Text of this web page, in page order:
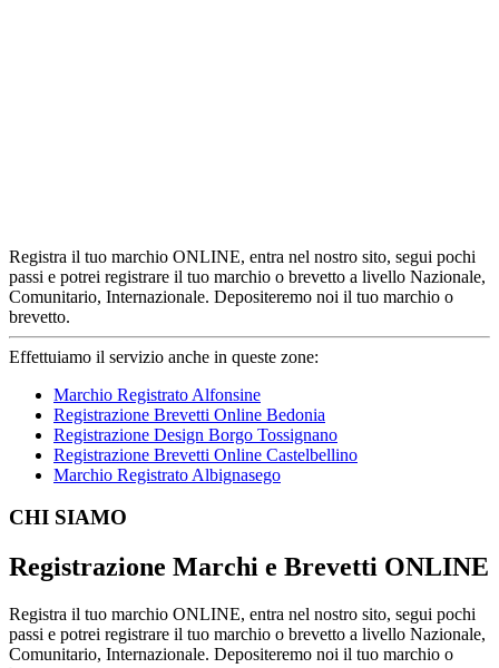
Registra il tuo marchio ONLINE, entra nel nostro sito, segui pochi
passi e potrei registrare il tuo marchio o brevetto a livello Nazionale,
Comunitario, Internazionale. Depositeremo noi il tuo marchio o
brevetto.
Effettuiamo il servizio anche in queste zone:
Marchio Registrato Alfonsine
Registrazione Brevetti Online Bedonia
Registrazione Design Borgo Tossignano
Registrazione Brevetti Online Castelbellino
Marchio Registrato Albignasego
Footer
CHI SIAMO
Registrazione Marchi e Brevetti ONLINE
Registra il tuo marchio ONLINE, entra nel nostro sito, segui pochi
passi e potrei registrare il tuo marchio o brevetto a livello Nazionale,
Comunitario, Internazionale. Depositeremo noi il tuo marchio o